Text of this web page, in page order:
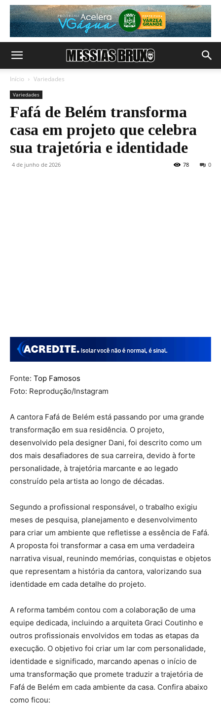
Início Variedades
Variedades
Fafá de Belém transforma
casa em projeto que celebra
sua trajetória e identidade
4 de junho de 2026 0
78
Fonte: Top Famosos
Foto: Reprodução/Instagram
A cantora Fafá de Belém está passando por uma grande
transformação em sua residência. O projeto,
desenvolvido pela designer Dani, foi descrito como um
dos mais desafiadores de sua carreira, devido à forte
personalidade, à trajetória marcante e ao legado
construído pela artista ao longo de décadas.
Segundo a profissional responsável, o trabalho exigiu
meses de pesquisa, planejamento e desenvolvimento
para criar um ambiente que refletisse a essência de Fafá.
A proposta foi transformar a casa em uma verdadeira
narrativa visual, reunindo memórias, conquistas e objetos
que representam a história da cantora, valorizando sua
identidade em cada detalhe do projeto.
A reforma também contou com a colaboração de uma
equipe dedicada, incluindo a arquiteta Graci Coutinho e
outros profissionais envolvidos em todas as etapas da
execução. O objetivo foi criar um lar com personalidade,
identidade e significado, marcando apenas o início de
uma transformação que promete traduzir a trajetória de
Fafá de Belém em cada ambiente da casa. Confira abaixo
como ficou: